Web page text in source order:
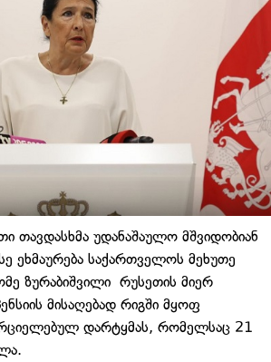
თავდასხმა უდანაშაულო მშვიდობიან
ეხმაურება საქართველოს მეხუთე
ზურაბიშვილი რუსეთის მიერ
მისაღებად რიგში მყოფ
დარტყმას, რომელსაც 21